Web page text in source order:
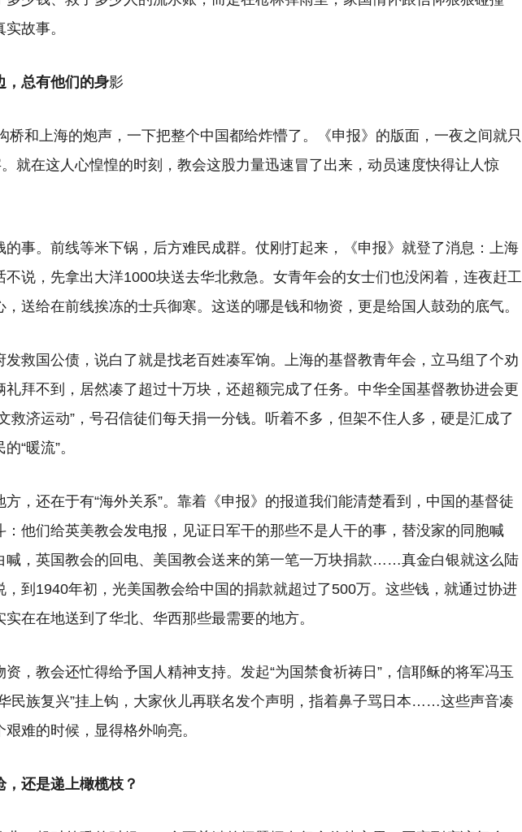
故事。
，总有他们的身影
桥和上海的炮声，一下把整个中国都给炸懵了。《申报》的版面，一夜之间就只
。就在这人心惶惶的时刻，教会这股力量迅速冒了出来，动员速度快得让人惊
的事。前线等米下锅，后方难民成群。仗刚打起来，《申报》就登了消息：上海
不说，先拿出大洋1000块送去华北救急。女青年会的女士们也没闲着，连夜赶工
送给在前线挨冻的士兵御寒。这送的哪是钱和物资，更是给国人鼓劲的底气。
发救国公债，说白了就是找老百姓凑军饷。上海的基督教青年会，立马组了个劝
礼拜不到，居然凑了超过十万块，还超额完成了任务。中华全国基督教协进会更
救济运动”，号召信徒们每天捐一分钱。听着不多，但架不住人多，硬是汇成了
“暖流”。
方，还在于有“海外关系”。靠着《申报》的报道我们能清楚看到，中国的基督徒
：他们给英美教会发电报，见证日军干的那些不是人干的事，替没家的同胞喊
喊，英国教会的回电、美国教会送来的第一笔一万块捐款……真金白银就这么陆
，到1940年初，光美国教会给中国的捐款就超过了500万。这些钱，就通过协进
在在地送到了华北、华西那些最需要的地方。
资，教会还忙得给予国人精神支持。发起“为国禁食祈祷日”，信耶稣的将军冯玉
民族复兴”挂上钩，大家伙儿再联名发个声明，指着鼻子骂日本……这些声音凑
难的时候，显得格外响亮。
，还是递上橄榄枝？